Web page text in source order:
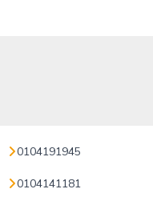
0104191945
0104141181